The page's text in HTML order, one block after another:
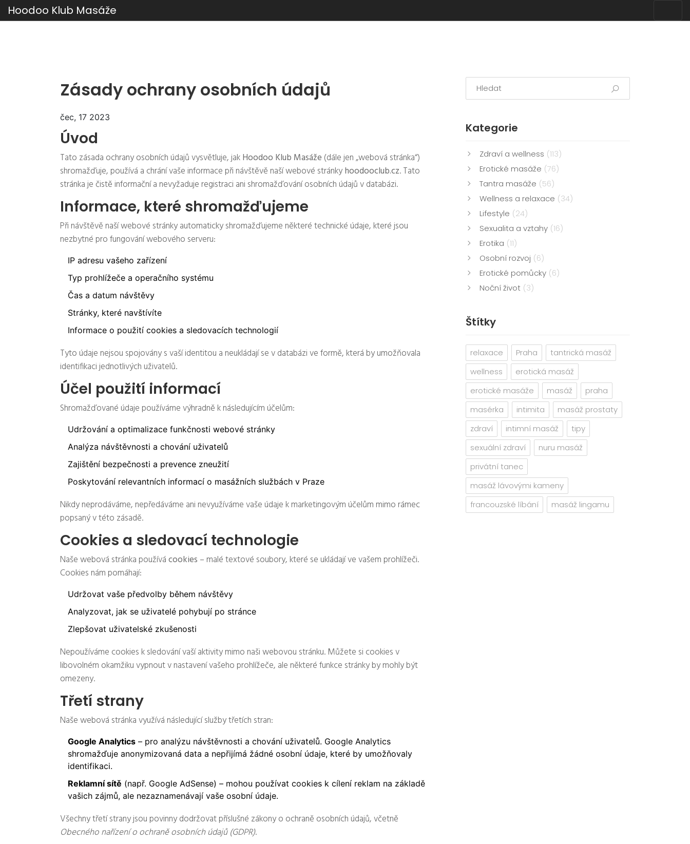
Hoodoo Klub Masáže
Zásady ochrany osobních údajů
čec, 17 2023
Úvod
Tato zásada ochrany osobních údajů vysvětluje, jakHoodoo Klub Masáže (dále jen „webová stránka“)
shromažďuje, používá a chrání vaše informace při návštěvě naší webové stránkyhoodooclub.cz. Tato
stránka je čistě informační a nevyžaduje registraci ani shromažďování osobních údajů v databázi.
Informace, které shromažďujeme
Při návštěvě naší webové stránky automaticky shromažďujeme některé technické údaje, které jsou
nezbytné pro fungování webového serveru:
IP adresu vašeho zařízení
Typ prohlížeče a operačního systému
Čas a datum návštěvy
Stránky, které navštívíte
Informace o použití cookies a sledovacích technologií
Tyto údaje nejsou spojovány s vaší identitou a neukládají se v databázi ve formě, která by umožňovala
identifikaci jednotlivých uživatelů.
Účel použití informací
Shromažďované údaje používáme výhradně k následujícím účelům:
Udržování a optimalizace funkčnosti webové stránky
Analýza návštěvnosti a chování uživatelů
Zajištění bezpečnosti a prevence zneužití
Poskytování relevantních informací o masážních službách v Praze
Nikdy neprodáváme, nepředáváme ani nevyužíváme vaše údaje k marketingovým účelům mimo rámec
popsaný v této zásadě.
Cookies a sledovací technologie
Naše webová stránka používácookies – malé textové soubory, které se ukládají ve vašem prohlížeči.
Cookies nám pomáhají:
Udržovat vaše předvolby během návštěvy
Analyzovat, jak se uživatelé pohybují po stránce
Zlepšovat uživatelské zkušenosti
Nepoužíváme cookies k sledování vaší aktivity mimo naši webovou stránku. Můžete si cookies v
libovolném okamžiku vypnout v nastavení vašeho prohlížeče, ale některé funkce stránky by mohly být
omezeny.
Třetí strany
Naše webová stránka využívá následující služby třetích stran:
Google Analytics – pro analýzu návštěvnosti a chování uživatelů. Google Analytics
shromažďuje anonymizovaná data a nepřijímá žádné osobní údaje, které by umožňovaly
identifikaci.
Reklamní sítě (např. Google AdSense) – mohou používat cookies k cílení reklam na základě
vašich zájmů, ale nezaznamenávají vaše osobní údaje.
Všechny třetí strany jsou povinny dodržovat příslušné zákony o ochraně osobních údajů, včetně
Obecného nařízení o ochraně osobních údajů (GDPR).
Kategorie
Zdraví a wellness (113)
Erotické masáže (76)
Tantra masáže (56)
Wellness a relaxace (34)
Lifestyle (24)
Sexualita a vztahy (16)
Erotika (11)
Osobní rozvoj (6)
Erotické pomůcky (6)
Noční život (3)
Štítky
relaxace Praha
tantrická masáž
wellness
erotická masáž
erotické masáže
masáž
praha
masérka
intimita
masáž prostaty
zdraví
intimní masáž
tipy
sexuální zdraví
nuru masáž
privátní tanec
masáž lávovými kameny
francouzské líbání
masáž lingamu